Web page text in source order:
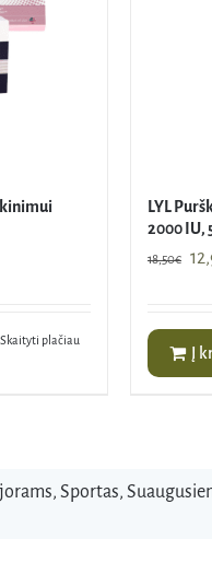
Skaityti plačiau
LYL
2000 IU,
18,50€
Į
, Sportas,